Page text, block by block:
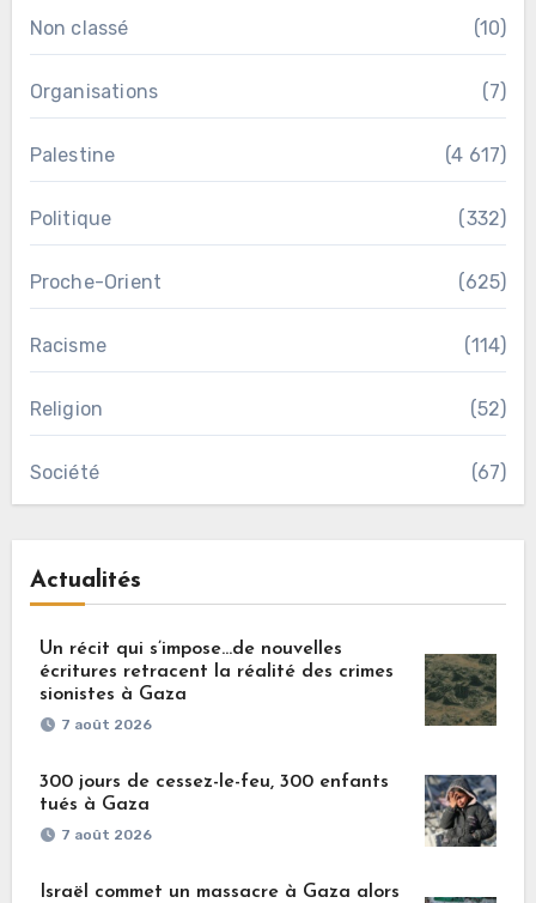
Non classé (10)
Organisations (7)
Palestine (4 617)
Politique (332)
Proche-Orient (625)
Racisme (114)
Religion (52)
Société (67)
Actualités
Un récit qui s’impose…de nouvelles
écritures retracent la réalité des crimes
sionistes à Gaza
7 août 2026
300 jours de cessez-le-feu, 300 enfants
tués à Gaza
7 août 2026
Israël commet un massacre à Gaza alors